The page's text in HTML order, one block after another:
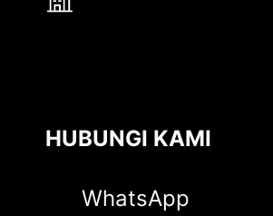
HUBUNGI KAMI
WhatsApp